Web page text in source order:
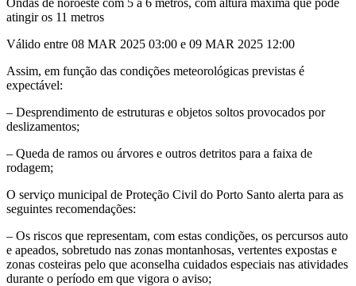
atingir os 11 metros
Válido entre 08 MAR 2025 03:00 e 09 MAR 2025 12:00
Assim, em função das condições meteorológicas previstas é
expectável:
– Desprendimento de estruturas e objetos soltos provocados por
deslizamentos;
– Queda de ramos ou árvores e outros detritos para a faixa de
rodagem;
O serviço municipal de Proteção Civil do Porto Santo alerta para as
seguintes recomendações:
– Os riscos que representam, com estas condições, os percursos auto
e apeados, sobretudo nas zonas montanhosas, vertentes expostas e
zonas costeiras pelo que aconselha cuidados especiais nas atividades
durante o período em que vigora o aviso;